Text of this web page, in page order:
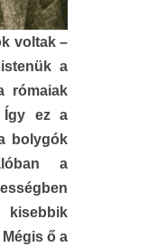
voltak –
a
rómaiak
Így ez a
bolygók
a
kisebbik
ő a